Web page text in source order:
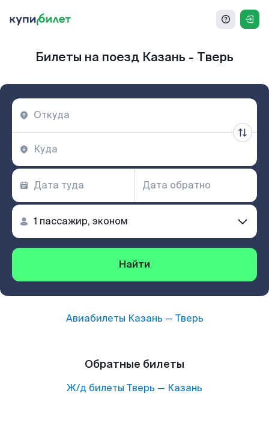
Билеты на поезд Казань - Тверь
Найти
Авиабилеты Казань — Тверь
Обратные билеты
Ж/д билеты Тверь — Казань